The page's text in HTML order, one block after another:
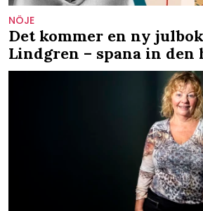
NÖJE
Det kommer en ny
Lindgren – spana in den